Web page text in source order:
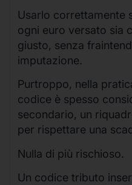
Usarlo correttamente
ogni euro versato sia
giusto, senza
imputazione.
Purtroppo, nella
codice è spesso
secondario, un
per rispettare una
Nulla di più rischioso.
Un codice tributo